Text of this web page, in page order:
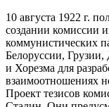
10 августа 1922 г.
создании комиссии
коммунистических
Белоруссии,
и Хорезма для
взаимоотношениях
Проект тезисов